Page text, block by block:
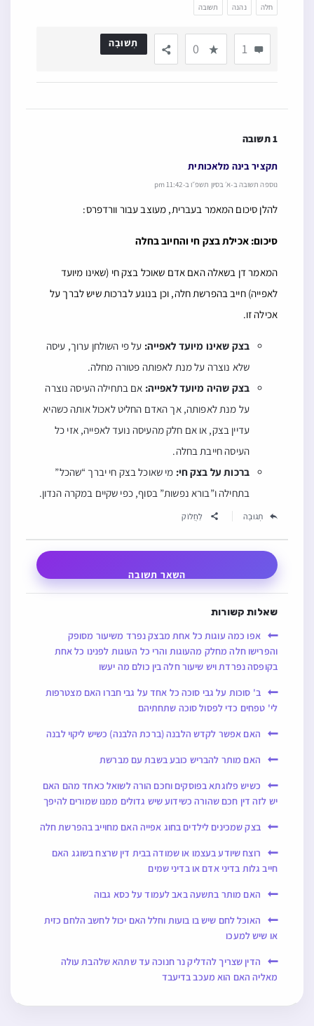
חלה נהנה תשובה
1
0 תְשׁוּבָה
1 תשובה
תקציר בינה מלאכותית
נוספה תשובה ב-א׳ בסיון תשפ״ו ב-11:42 pm
להלן סיכום המאמר בעברית, מעוצב עבור וורדפרס:
סיכום: אכילת בצק חי והחיוב בחלה
המאמר דן בשאלה האם אדם שאוכל בצק חי (שאינו מיועד
לאפייה) חייב בהפרשת חלה, וכן בנוגע לברכות שיש לברך על
אכילה זו.
בצק שאינו מיועד לאפייה: על פי השולחן ערוך, עיסה
שלא נוצרה על מנת לאפותה פטורה מחלה.
בצק שהיה מיועד לאפייה: אם בתחילה העיסה נוצרה
על מנת לאפותה, אך האדם החליט לאכול אותה כשהיא
עדיין בצק, או אם חלק מהעיסה נועד לאפייה, אזי כל
העיסה חייבת בחלה.
ברכות על בצק חי: מי שאוכל בצק חי יברך “שהכל”
בתחילה ו”בורא נפשות” בסוף, כפי שקיים במקרה הנדון.
תְגוּבָה לַחֲלוֹק
השאר תשובה
שאלות קשורות
אפו כמה עוגות כל אחת מבצק נפרד משיעור מסופק
והפרישו חלה מחלק מהעוגות והרי כל העוגות לפנינו כל אחת
בקופסה נפרדת ויש שיעור חלה בין כולם מה יעשו
ב' סוכות על גבי סוכה כל אחד על גבי חברו האם מצטרפות
לי' טפחים כדי לפסול סוכה שתחתיהם
האם אפשר לקדש הלבנה (ברכת הלבנה) כשיש ליקוי לבנה
האם מותר להבריש כובע בשבת עם מברשת
כשיש פלוגתא בפוסקים וחכם הורה לשואל כאחד מהם האם
יש לזה דין חכם שהורה כשידוע שיש גדולים ממנו שמורים להיפך
בצק שמכינים לילדים בחוג אפייה האם מחוייב בהפרשת חלה
רוצח שיודע בעצמו או שמודה בבית דין שרצח בשוגג האם
חייב גלות בדיני אדם או בדיני שמים
האם מותר בתשעה באב לעמוד על כסא גבוה
האוכל לחם שיש בו בועות וחלל האם יכול לחשב הלחם כזית
או שיש למעכו
הדין שצריך להדליק נר חנוכה עד שתהא שלהבת עולה
מאליה האם הוא מעכב בדיעבד